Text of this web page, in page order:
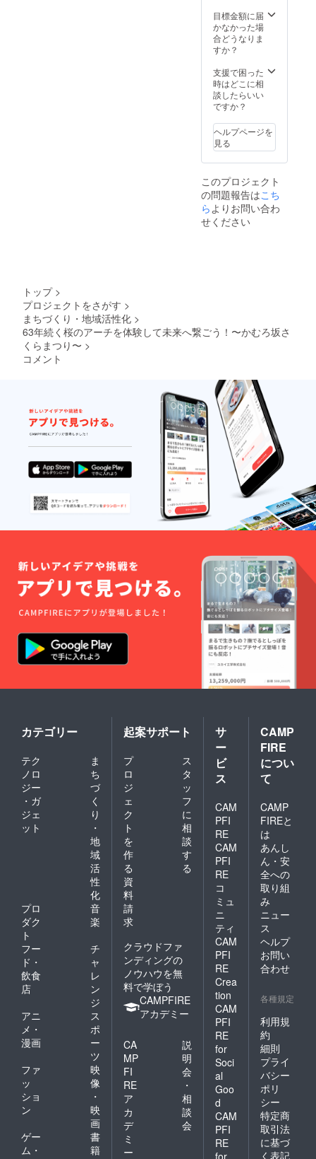
時、必
ず備考
欄にご
希望の
をご記
入くだ
さい。
記入の
合は
CAMPF
IREの
ユー
を掲載
いたし
ます。
ご了承
くださ
目標金額に届
かなかった場
合どうなりま
すか？
支援で困った
時はどこに相
談したらいい
ですか？
ヘルプページを
見る
このプロジェクト
の問題報告はこち
らよりお問い合わ
せください
トップ >
プロジェクトをさがす >
まちづくり・地域活性化 >
63年続く桜のアーチを体験して未来へ繋ごう！〜かむろ坂さ
くらまつり〜 >
コメント
カテゴリー
テク
ノロ
ジー
・ガ
ジェ
ット
ま
ち
づ
く
り
・
地
域
活
性
化
プロ
ダク
ト
音
楽
フー
ド・
飲食
店
チ
ャ
レ
ン
ジ
アニ
メ・
漫画
ス
ポ
ー
ツ
ファ
ッ
ショ
ン
映
像
・
映
画
ゲー
ム・
書
籍
起案サポート
プ
ロ
ジ
ェ
ク
ト
を
作
る
ス
タ
ッ
フ
に
相
談
す
る
資
料
請
求
クラウドファ
ンディングの
ノウハウを無
料で学ぼう
CAMPFIRE
アカデミー
CA
MP
FI
RE
ア
カ
デ
ミ
ー
説
明
会
・
相
談
会
サ
ー
ビ
ス
CAM
PFI
RE
CAM
PFI
RE
コ
ミュ
ニ
ティ
CAM
PFI
RE
Crea
tion
CAM
PFI
RE
for
Soci
al
Goo
d
CAM
PFI
RE
CAMP
FIRE
につい
て
CAMP
FIREと
は
あんし
ん・安
全への
取り組
み
ニュー
ス
ヘルプ
お問い
合わせ
各種規定
利用規
約
細則
プライ
バシー
ポリ
シー
特定商
取引法
に基づ
く表記